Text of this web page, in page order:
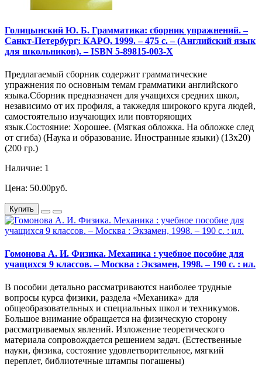
Голицынский Ю. Б. Грамматика: сборник упражнений. –
Санкт-Петербург: КАРО, 1999. – 475 с. – (Английский язык
для школьников). – ISBN 5-89815-003-X
Предлагаемый сборник содержит грамматические
упражнения по основным темам грамматики английского
языка.Сборник предназначен для учащихся средних школ,
независимо от их профиля, а такжедля широкого круга людей,
самостоятельно изучающих или повторяющих
язык.Состояние: Хорошее. (Мягкая обложка. На обложке след
от сгиба) (Наука и образование. Иностранные языки) (13х20)
(200 гр.)
Наличие: 1
Цена: 50.00руб.
Купить
Гомонова А. И. Физика. Механика : учебное пособие для
учащихся 9 классов. – Москва : Экзамен, 1998. – 190 с. : ил.
В пособии детально рассматриваются наиболее трудные
вопросы курса физики, раздела «Механика» для
общеобразовательных и специальных школ и техникумов.
Большое внимание обращается на физическую сторону
рассматриваемых явлений. Изложение теоретического
материала сопровождается решением задач. (Естественные
науки, физика, состояние удовлетворительное, мягкий
переплет, библиотечные штампы погашены)